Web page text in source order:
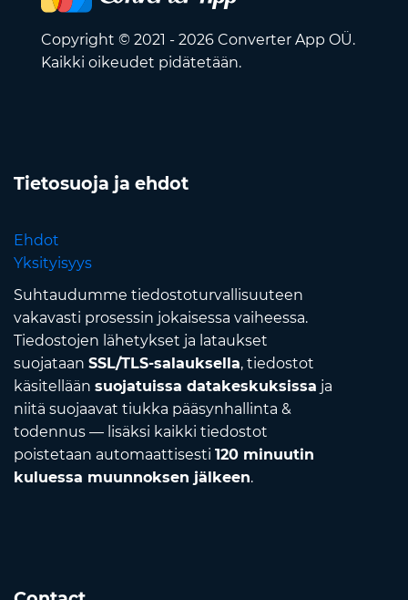
Copyright © 2021 - 2026 Converter App OÜ.
Kaikki oikeudet pidätetään.
Tietosuoja ja ehdot
Ehdot
Yksityisyys
Suhtaudumme tiedostoturvallisuuteen
vakavasti prosessin jokaisessa vaiheessa.
Tiedostojen lähetykset ja lataukset
suojataan SSL/TLS-salauksella, tiedostot
käsitellään suojatuissa datakeskuksissa ja
niitä suojaavat tiukka pääsynhallinta &
todennus — lisäksi kaikki tiedostot
poistetaan automaattisesti 120 minuutin
kuluessa muunnoksen jälkeen.